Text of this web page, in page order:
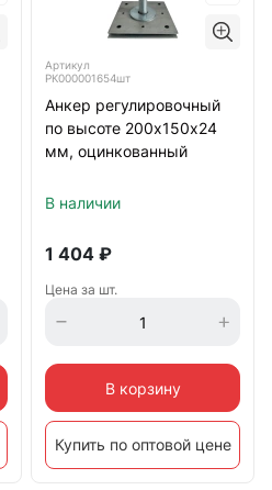
Артикул
РК000001654шт
Анкер регулировочный
по высоте 200х150х24
мм, оцинкованный
В наличии
1 404 ₽
Цена за шт.
В корзину
Купить по оптовой цене